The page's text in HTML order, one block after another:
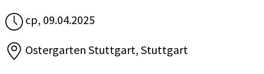
ср, 09.04.2025
Ostergarten Stuttgart, Stuttgart